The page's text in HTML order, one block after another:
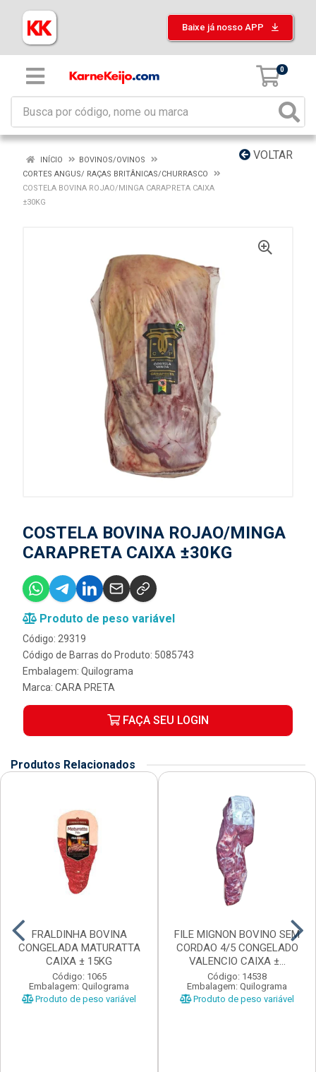
Baixe já nosso APP
0
VOLTAR
INÍCIO
BOVINOS/OVINOS
CORTES ANGUS/ RAÇAS BRITÂNICAS/CHURRASCO
COSTELA BOVINA ROJAO/MINGA CARAPRETA CAIXA
±30KG
COSTELA BOVINA ROJAO/MINGA
CARAPRETA CAIXA ±30KG
Produto de peso variável
Código: 29319
Código de Barras do Produto: 5085743
Embalagem: Quilograma
Marca: CARA PRETA
FAÇA SEU LOGIN
Produtos Relacionados
FRALDINHA BOVINA
CONGELADA MATURATTA
CAIXA ± 15KG
Código: 1065
Embalagem: Quilograma
Produto de peso variável
FILE MIGNON BOVINO SEM
CORDAO 4/5 CONGELADO
VALENCIO CAIXA ±...
Código: 14538
Embalagem: Quilograma
Produto de peso variável